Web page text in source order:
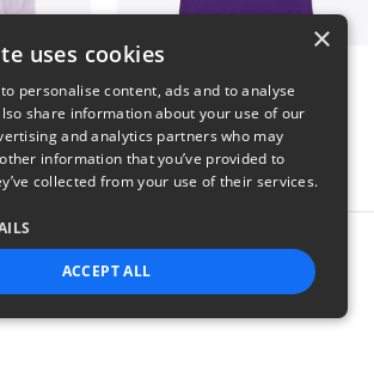
Report this product
×
uses cookies
personalise content, ads and to analyse
share information about your use of our
and analytics partners who may
information that you’ve provided to
collected from your use of their services.
ACCEPT ALL
NECESSARY PERFORMANCE